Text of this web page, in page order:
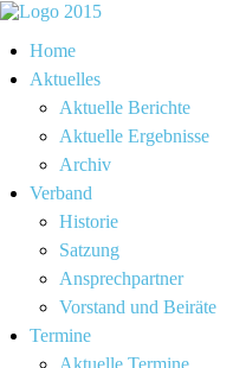
Home
Aktuelles
Aktuelle Berichte
Aktuelle Ergebnisse
Archiv
Verband
Historie
Satzung
Ansprechpartner
Vorstand und Beiräte
Termine